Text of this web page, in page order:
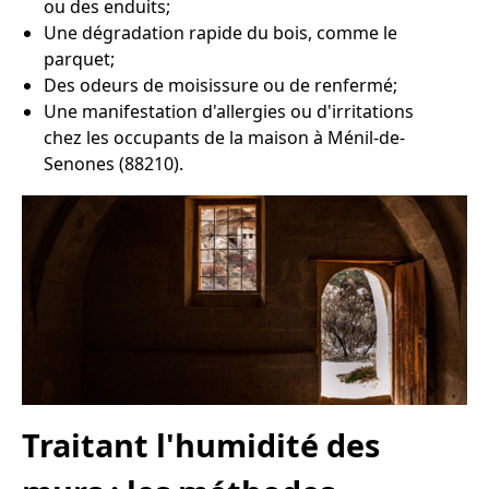
ou des enduits;
Une dégradation rapide du bois, comme le
parquet;
Des odeurs de moisissure ou de renfermé;
Une manifestation d'allergies ou d'irritations
chez les occupants de la maison à Ménil-de-
Senones (88210).
Traitant l'humidité des